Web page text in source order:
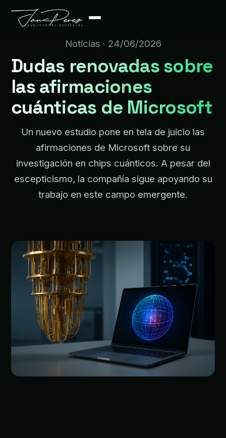
Noticias · 24/06/2026
Dudas renovadas sobre
las afirmaciones
cuánticas de Microsoft
Un nuevo estudio pone en tela de juicio las
afirmaciones de Microsoft sobre su
investigación en chips cuánticos. A pesar del
escepticismo, la compañía sigue apoyando su
trabajo en este campo emergente.